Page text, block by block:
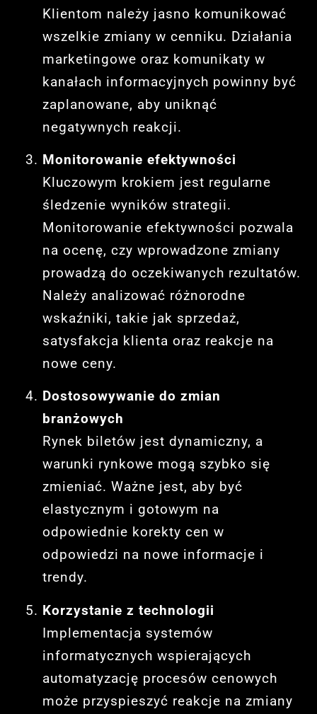
Klientom należy jasno komunikować
wszelkie zmiany w cenniku. Działania
marketingowe oraz komunikaty w
kanałach informacyjnych powinny być
zaplanowane, aby uniknąć
negatywnych reakcji.
Monitorowanie efektywności
Kluczowym krokiem jest regularne
śledzenie wyników strategii.
Monitorowanie efektywności pozwala
na ocenę, czy wprowadzone zmiany
prowadzą do oczekiwanych rezultatów.
Należy analizować różnorodne
wskaźniki, takie jak sprzedaż,
satysfakcja klienta oraz reakcje na
nowe ceny.
Dostosowywanie do zmian
branżowych
Rynek biletów jest dynamiczny, a
warunki rynkowe mogą szybko się
zmieniać. Ważne jest, aby być
elastycznym i gotowym na
odpowiednie korekty cen w
odpowiedzi na nowe informacje i
trendy.
Korzystanie z technologii
Implementacja systemów
informatycznych wspierających
automatyzację procesów cenowych
może przyspieszyć reakcje na zmiany